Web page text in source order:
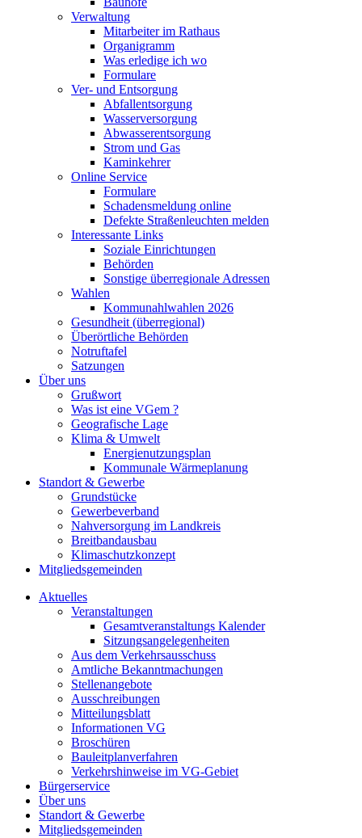
Verwaltung
Mitarbeiter im Rathaus
Organigramm
Was erledige ich wo
Formulare
Ver- und Entsorgung
Abfallentsorgung
Wasserversorgung
Abwasserentsorgung
Strom und Gas
Kaminkehrer
Online Service
Formulare
Schadensmeldung online
Defekte Straßenleuchten melden
Interessante Links
Soziale Einrichtungen
Behörden
Sonstige überregionale Adressen
Wahlen
Kommunahlwahlen 2026
Gesundheit (überregional)
Überörtliche Behörden
Notruftafel
Satzungen
Über uns
Grußwort
Was ist eine VGem ?
Geografische Lage
Klima & Umwelt
Energienutzungsplan
Kommunale Wärmeplanung
Standort & Gewerbe
Grundstücke
Gewerbeverband
Nahversorgung im Landkreis
Breitbandausbau
Klimaschutzkonzept
Mitgliedsgemeinden
Aktuelles
Veranstaltungen
Gesamtveranstaltungs Kalender
Sitzungsangelegenheiten
Aus dem Verkehrsausschuss
Amtliche Bekanntmachungen
Stellenangebote
Ausschreibungen
Mitteilungsblatt
Informationen VG
Broschüren
Bauleitplanverfahren
Verkehrshinweise im VG-Gebiet
Bürgerservice
Über uns
Standort & Gewerbe
Mitgliedsgemeinden